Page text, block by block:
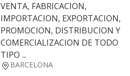
VENTA, FABRICACION,
IMPORTACION, EXPORTACION,
PROMOCION, DISTRIBUCION Y
COMERCIALIZACION DE TODO
TIPO ...
BARCELONA